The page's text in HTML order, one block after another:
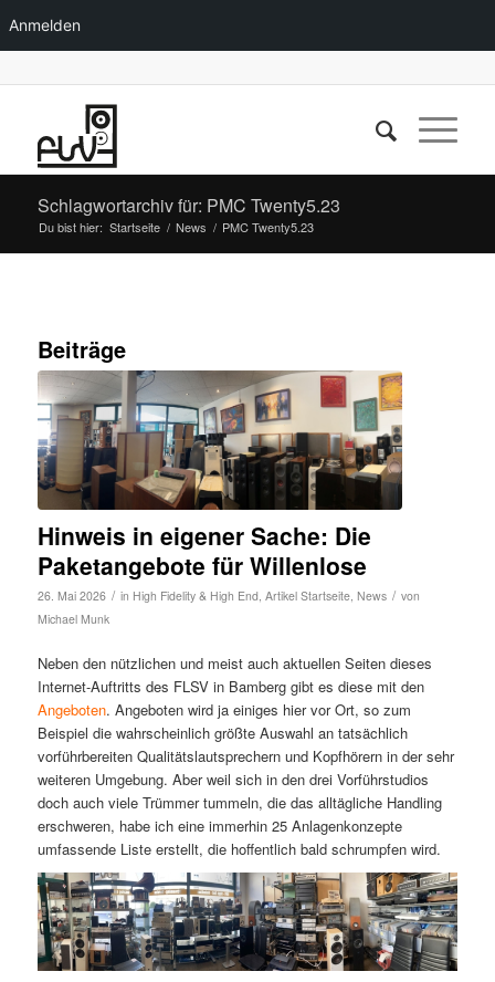
Anmelden
Schlagwortarchiv für: PMC Twenty5.23
Du bist hier: Startseite / News / PMC Twenty5.23
Beiträge
Hinweis in eigener Sache: Die
Paketangebote für Willenlose
26. Mai 2026 / in High Fidelity & High End, Artikel Startseite, News / von
Michael Munk
Neben den nützlichen und meist auch aktuellen Seiten dieses
Internet-Auftritts des FLSV in Bamberg gibt es diese mit den
Angeboten. Angeboten wird ja einiges hier vor Ort, so zum
Beispiel die wahrscheinlich größte Auswahl an tatsächlich
vorführbereiten Qualitätslautsprechern und Kopfhörern in der sehr
weiteren Umgebung. Aber weil sich in den drei Vorführstudios
doch auch viele Trümmer tummeln, die das alltägliche Handling
erschweren, habe ich eine immerhin 25 Anlagenkonzepte
umfassende Liste erstellt, die hoffentlich bald schrumpfen wird.